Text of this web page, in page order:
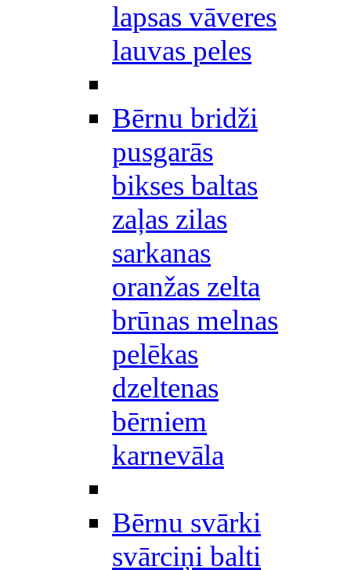
lapsas vāveres
lauvas peles
Bērnu bridži
pusgarās
bikses baltas
zaļas zilas
sarkanas
oranžas zelta
brūnas melnas
pelēkas
dzeltenas
bērniem
karnevāla
Bērnu svārki
svārciņi balti